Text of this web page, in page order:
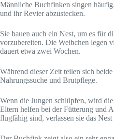
Männliche Buchfinken singen
und ihr Revier abzustecken.
Sie bauen auch ein Nest, um es für
vorzubereiten. Die Weibchen legen
dauert etwa zwei Wochen.
Während dieser Zeit teilen sich
Nahrungssuche und Brutpflege.
Wenn die Jungen schlüpfen, wird
Eltern helfen bei der Fütterung und
flugfähig sind, verlassen sie das